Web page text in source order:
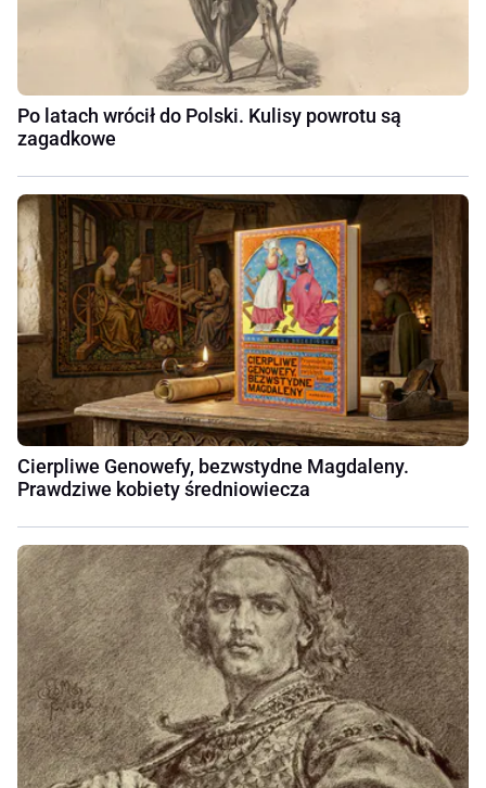
Po latach wrócił do Polski. Kulisy powrotu są
zagadkowe
Cierpliwe Genowefy, bezwstydne Magdaleny.
Prawdziwe kobiety średniowiecza